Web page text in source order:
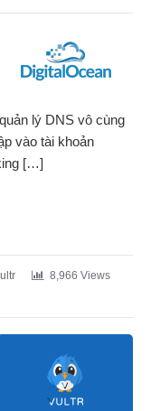
lý DNS vô cùng
vào tài khoản
[…]
8,966 Views